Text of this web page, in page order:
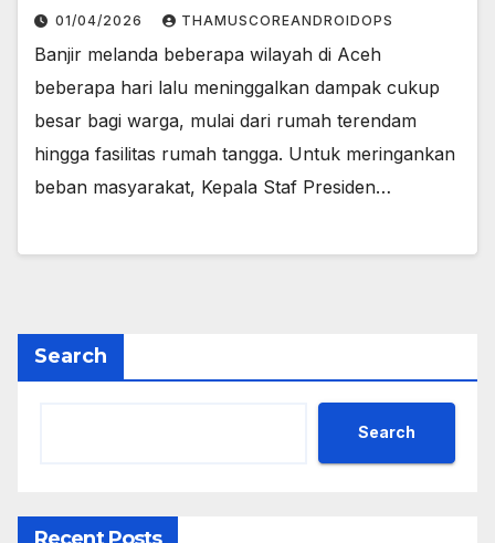
01/04/2026 THAMUSCOREANDROIDOPS
Banjir melanda beberapa wilayah di Aceh
beberapa hari lalu meninggalkan dampak cukup
besar bagi warga, mulai dari rumah terendam
hingga fasilitas rumah tangga. Untuk meringankan
beban masyarakat, Kepala Staf Presiden…
Search
Search